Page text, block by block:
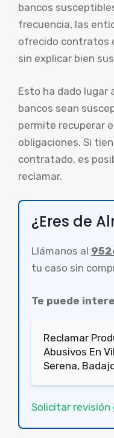
bancos
frecuencia, las
ofrecido contratos
sin explicar bien
Esto ha dado lugar
bancos sean
permite recuperar
obligaciones. Si
contratado, es
reclamar.
¿Eres de
Llámanos al
tu caso sin
Te puede
Reclamar
Abusivos En
Serena,
Solicitar